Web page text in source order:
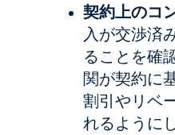
契約上のコ
入が交渉済
ることを確
関が契約に
割引やリベ
れるように